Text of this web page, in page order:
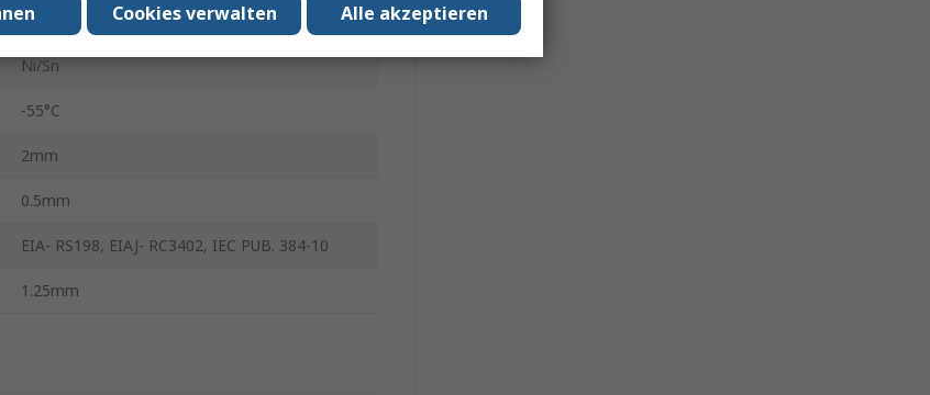
Nein
Ni/Sn
-55°C
2mm
0.5mm
EIA- RS198, EIAJ- RC3402, IEC PUB. 384-10
1.25mm
Alle akzeptieren
Cookies verwalten